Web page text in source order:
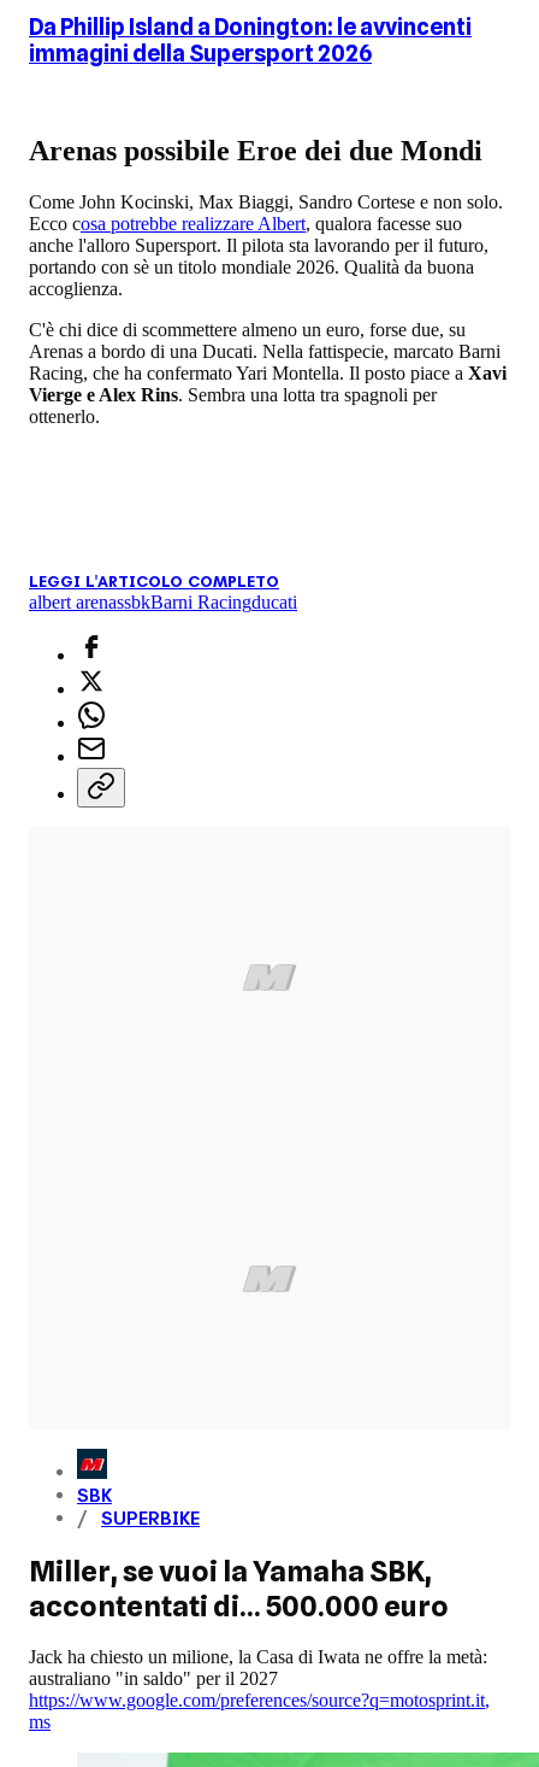
Da Phillip Island a Donington: le avvincenti
immagini della Supersport 2026
Arenas possibile Eroe dei due Mondi
Come John Kocinski, Max Biaggi, Sandro Cortese e non solo.
Ecco cosa potrebbe realizzare Albert, qualora facesse suo
anche l'alloro Supersport. Il pilota sta lavorando per il futuro,
portando con sè un titolo mondiale 2026. Qualità da buona
accoglienza.
C'è chi dice di scommettere almeno un euro, forse due, su
Arenas a bordo di una Ducati. Nella fattispecie, marcato Barni
Racing, che ha confermato Yari Montella. Il posto piace a Xavi
Vierge e Alex Rins. Sembra una lotta tra spagnoli per
ottenerlo.
LEGGI L'ARTICOLO COMPLETO
albert arenassbkBarni Racingducati
SBK
SUPERBIKE
Miller, se vuoi la Yamaha SBK,
accontentati di... 500.000 euro
Jack ha chiesto un milione, la Casa di Iwata ne offre la metà:
australiano "in saldo" per il 2027
https://www.google.com/preferences/source?q=motosprint.it,
ms